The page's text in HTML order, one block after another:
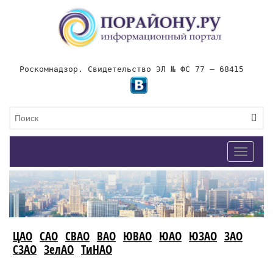
Роскомнадзор. Свидетельство ЭЛ № ФС 77 – 68415
Toggle
ЦАО САО СВАО ВАО ЮВАО ЮАО ЮЗАО ЗАО
СЗАО ЗелАО ТиНАО